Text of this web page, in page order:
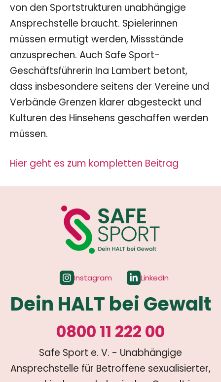
von den Sportstrukturen unabhängige
Ansprechstelle braucht. Spielerinnen
müssen ermutigt werden, Missstände
anzusprechen. Auch Safe Sport-
Geschäftsführerin Ina Lambert betont,
dass insbesondere seitens der Vereine und
Verbände Grenzen klarer abgesteckt und
Kulturen des Hinsehens geschaffen werden
müssen.
Hier geht es zum kompletten Beitrag
Instagram LinkedIn
Dein HALT bei Gewalt
0800 11 222 00
Safe Sport e. V. - Unabhängige
Ansprechstelle für Betroffene sexualisierter,